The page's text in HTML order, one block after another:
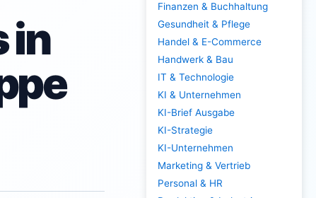
in
Finanzen & Buchhaltung
Gesundheit & Pflege
Handel & E-Commerce
Handwerk & Bau
IT & Technologie
KI & Unternehmen
KI-Brief Ausgabe
KI-Strategie
KI-Unternehmen
Marketing & Vertrieb
Personal & HR